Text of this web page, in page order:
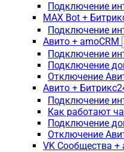
Подключение
MAX Bot +
Подключение
Авито + amoCRM
Подключение
Подключение
Отключение
Авито +
Подключение
Как работают
Подключение
Отключение
VK Сообщества +